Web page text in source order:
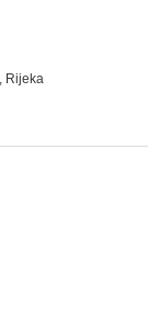
, Rijeka